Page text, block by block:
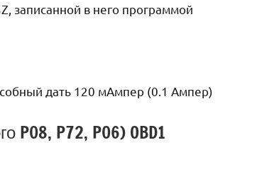
записанной в него программой
дать 120 мАмпер (0.1 Ампер)
P72, P06) OBD1